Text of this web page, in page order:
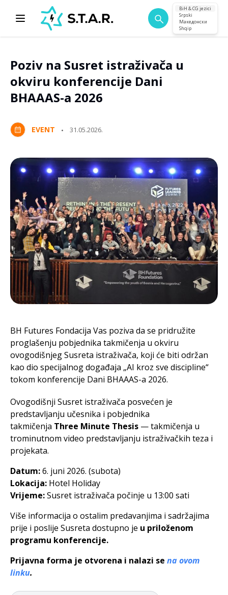
BiH & CG jezici
Srpski
Македонски
Shqip
Poziv na Susret istraživača u
okviru konferencije Dani
BHAAAS-a 2026
EVENT 31.05.2026.
BH Futures Fondacija Vas poziva da se pridružite
proglašenju pobjednika takmičenja u okviru
ovogodišnjeg Susreta istraživača, koji će biti održan
kao dio specijalnog događaja „AI kroz sve discipline“
tokom konferencije Dani BHAAAS-a 2026.
Ovogodišnji Susret istraživača posvećen je
predstavljanju učesnika i pobjednika
takmičenja Three Minute Thesis — takmičenja u
trominutnom video predstavljanju istraživačkih teza i
projekata.
Datum:6. juni 2026. (subota)
Lokacija: Hotel Holiday
Vrijeme:Susret istraživača počinje u 13:00 sati
Više informacija o ostalim predavanjima i sadržajima
prije i poslije Susreta dostupno je u priloženom
programu konferencije.
Prijavna forma je otvorena i nalazi se na ovom
linku.